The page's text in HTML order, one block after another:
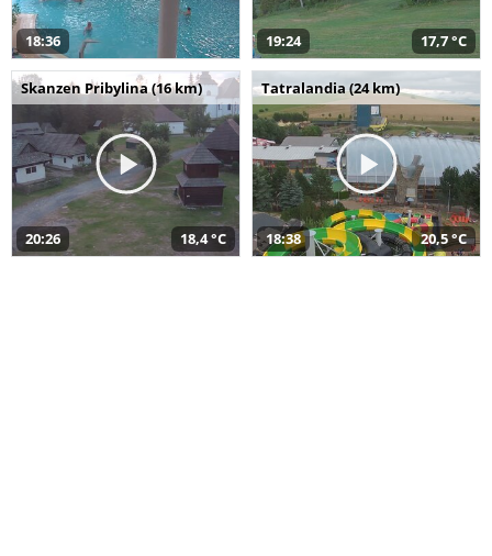
18:36 19:24 17,7 °C
Skanzen Pribylina (16 km)
20:26 18,4 °C
Tatralandia (24 km)
18:38 20,5 °C